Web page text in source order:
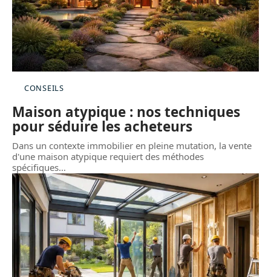
CONSEILS
Maison atypique : nos techniques
pour séduire les acheteurs
Dans un contexte immobilier en pleine mutation, la vente
d'une maison atypique requiert des méthodes
spécifiques…